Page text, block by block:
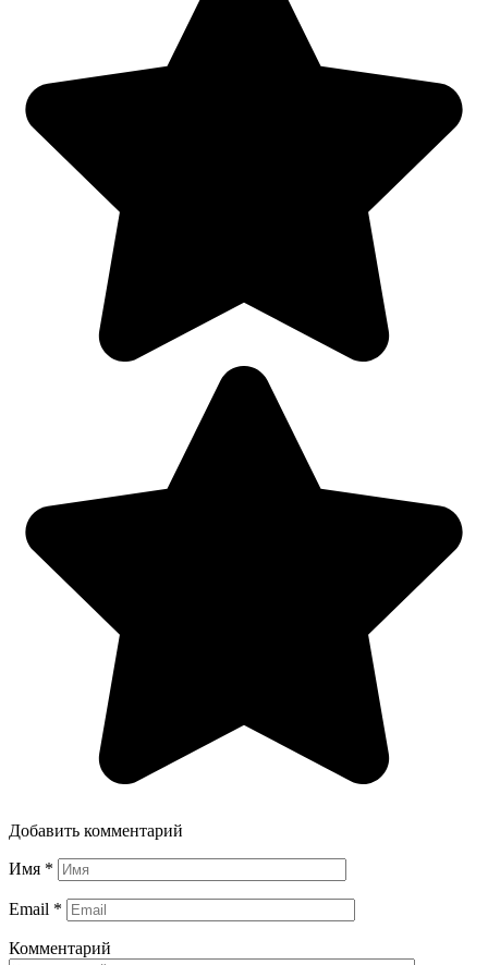
Добавить комментарий
Имя *
Email *
Комментарий